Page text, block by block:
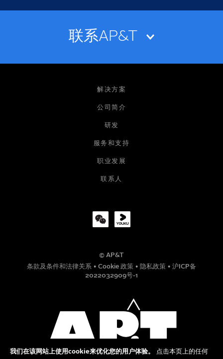
联系AP&T
© AP&T
条款及条件和法律关系 • Cookie 政策 • 隐私政策 • 沪ICP备
2022032909号-1
解决方案
公司简介
研发
服务和支持
职业发展
联系人
我们在该网站上使用cookie来优化您的用户体验。 点击本页上的任何